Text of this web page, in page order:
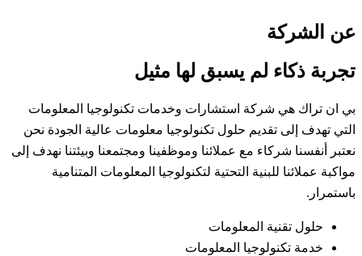
عن الشركة
تجربة ذكاء لم يسبق لها مثيل
بي ان تراك هي شركة استشارات وخدمات تكنولوجيا المعلومات
التي تهدف إلى تقديم حلول تكنولوجيا معلومات عالية الجودة نحن
نعتبر أنفسنا شركاء مع عملائنا وموظفينا ومجتمعنا وبيئتنا نهدف إلى
مواكبة عملائنا للبنية التحتية لتكنولوجيا المعلومات المتنامية
باستمرار.
حلول تقنية المعلومات
خدمة تكنولوجيا المعلومات